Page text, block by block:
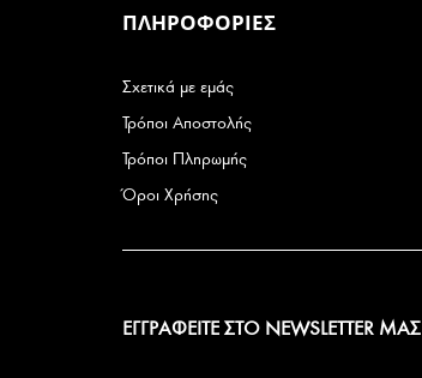
ΠΛΗΡΟΦΟΡΙΕΣ
Σχετικά με εμάς
Τρόποι Αποστολής
Τρόποι Πληρωμής
Όροι Χρήσης
ΕΓΓΡΑΦΕΙΤΕ ΣΤΟ NEWSLETTER ΜΑΣ